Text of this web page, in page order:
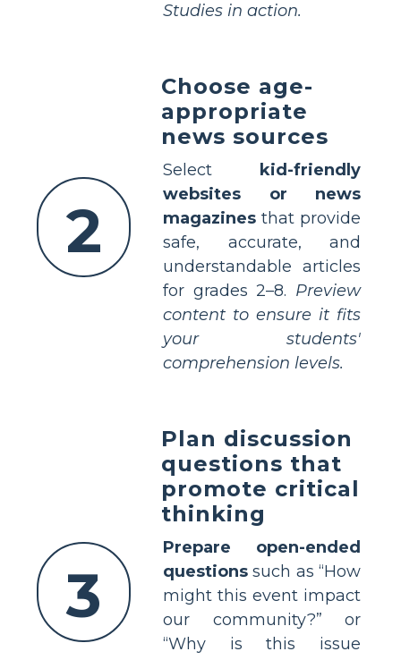
Studies in action.
2
Choose age-
appropriate
news sources
Select kid-friendly
websites or news
magazines that provide
safe, accurate, and
understandable articles
for grades 2–8. Preview
content to ensure it fits
your students'
comprehension levels.
3
Plan discussion
questions that
promote critical
thinking
Prepare open-ended
questions such as “How
might this event impact
our community?” or
“Why is this issue